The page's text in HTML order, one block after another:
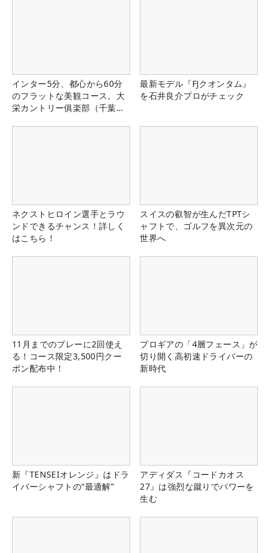
インター5分、都心から60分
のフラットな美観コース。大
栄カントリー俱楽部（千葉
最新モデル『FJクオンタム』
を石井良介プロがチェック
ネクストヒロイン選手とラウ
ンドできるチャンス！詳しく
はこちら！
スイスの叡智が生んだTPTシ
ャフトで、ゴルフを異次元の
世界へ
11月までのプレーに2回使え
る！コース限定3,500円クー
ポン配布中！
プロギアの「4層フェース」が
切り開く高初速ドライバーの
新時代
新『TENSEIオレンジ』はドラ
イバーシャフトの“最適解”
アディダス『コードカオス
27』は強烈な蹴りでパワーを
生む